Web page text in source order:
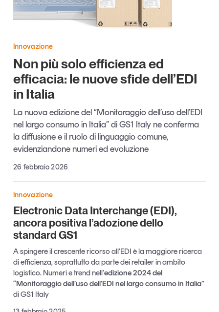
Articoli
Il Numero
Interviste
Comunicati stampa
Video
Podcast
Tutti gli studi e le ricerche
Eventi e formazione
Tutti gli appuntamenti
Chi siamo
Newsletter
Contatti
Tendenze Journal
La nostra newsletter nella tua email
Iscriviti
Innovazione
Non più solo efficienza ed
efficacia: le nuove sfide dell’EDI
in Italia
La nuova edizione del “Monitoraggio dell’uso dell’EDI
nel largo consumo in Italia” di GS1 Italy ne conferma
la diffusione e il ruolo di linguaggio comune,
evidenziandone numeri ed evoluzione
26 febbraio 2026
Innovazione
Electronic Data Interchange (EDI),
ancora positiva l’adozione dello
standard GS1
A spingere il crescente ricorso all’EDI è la maggiore ricerca
di efficienza, soprattutto da parte dei retailer in ambito
logistico. Numeri e trend nell’edizione 2024 del
“Monitoraggio dell’uso dell’EDI nel largo consumo in Italia”
di GS1 Italy